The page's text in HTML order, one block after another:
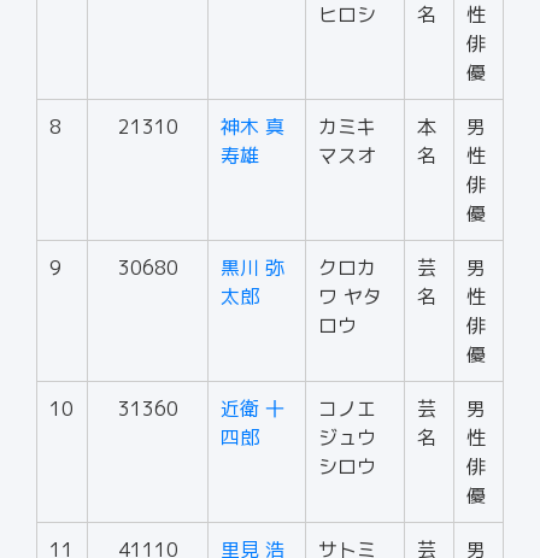
ヒロシ
名
性
俳
優
8 21310
神木 真
寿雄
カミキ
マスオ
本
名
男
性
俳
優
9 30680
黒川 弥
太郎
クロカ
ワ ヤタ
ロウ
芸
名
男
性
俳
優
10 31360
近衛 十
四郎
コノエ
ジュウ
シロウ
芸
名
男
性
俳
優
11 41110 里見 浩 サトミ 芸 男